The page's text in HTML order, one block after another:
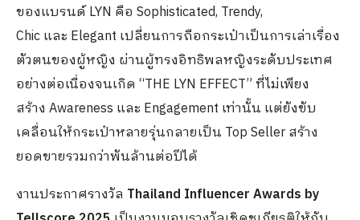
ของแบรนด์ LYN คือ Sophisticated, Trendy,
Chic และ Elegant เปลี่ยนการถือกระเป๋าเป็นการเล่าเรื่อง
ตัวตนของผู้หญิง ผ่านผู้ทรงอิทธิพลหญิงระดับประเทศ
อย่างต่อเนื่องจนเกิด “THE LYN EFFECT” ที่ไม่เพียง
สร้าง Awareness และ Engagement เท่านั้น แต่ยังขับ
เคลื่อนให้กระเป๋าหลายรุ่นกลายเป็น Top Seller สร้าง
ยอดขายรวมกว่าพันล้านต่อปีได้
งานประกาศรางวัล Thailand Influencer Awards by